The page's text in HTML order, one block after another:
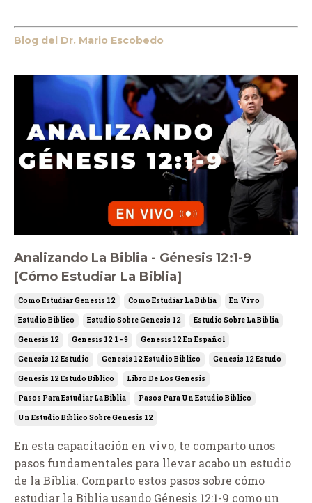
Blog del Dr. Mario Escobedo
Analizando La Biblia - Génesis 12:1-9
[Cómo Estudiar La Biblia]
Como Estudiar Genesis 12 Como Estudiar La Biblia En Vivo
Estudio Biblico Estudio Sobre Genesis 12 Estudio Sobre La Biblia
Genesis 12 Genesis 12 1 - 9 Genesis 12 En Español
Genesis 12 Estudio Genesis 12 Estudio Biblico Genesis 12 Estudo
Genesis 12 Estudo Bíblico Libro De Los Genesis
Pasos Para Estudiar La Biblia Pasos Para Un Estudio Biblico
Un Estudio Bíblico Sobre Genesis 12
En esta capacitación en vivo, te comparto unos
pasos fundamentales para llevar acabo un estudio
de la Biblia. Comparto estos pasos sobre cómo
estudiar la Biblia usando Génesis 12:1-9 como un